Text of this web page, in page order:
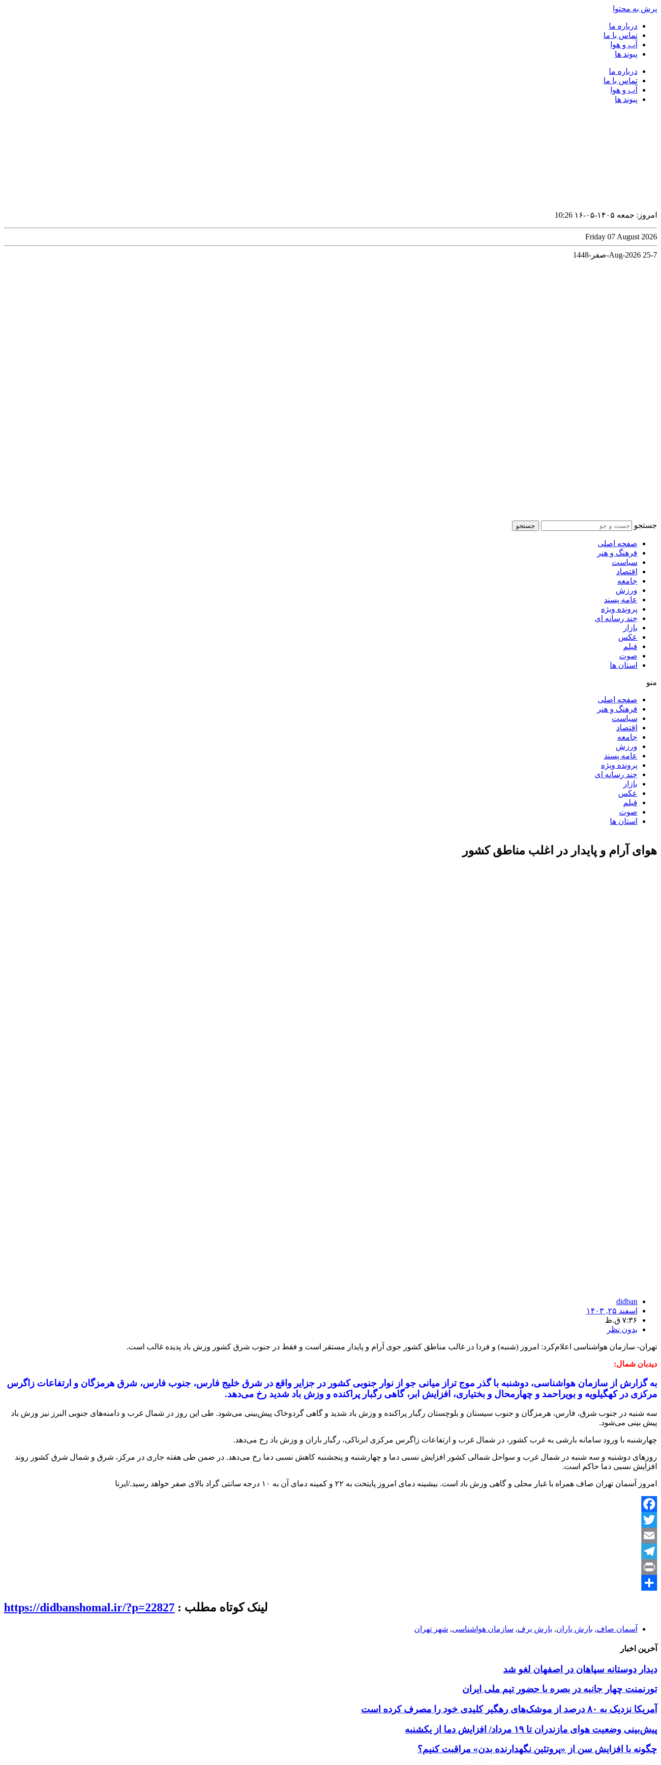
پرش به محتوا
درباره ما
تماس با ما
آب و هوا
پیوند ها
درباره ما
تماس با ما
آب و هوا
پیوند ها
امروز: جمعه ۱۴۰۵-۰۵-۱۶ 10:26
Friday 07 August 2026
7-Aug-2026 25-صفر-1448
جستجو جستجو
صفحه اصلی
فرهنگ و هنر
سیاست
اقتصاد
جامعه
ورزش
عامه پسند
پرونده ویژه
چند رسانه ای
بازار
عکس
فیلم
صوت
استان ها
منو
صفحه اصلی
فرهنگ و هنر
سیاست
اقتصاد
جامعه
ورزش
عامه پسند
پرونده ویژه
چند رسانه ای
بازار
عکس
فیلم
صوت
استان ها
هوای آرام و پایدار در اغلب مناطق کشور
didban
اسفند ۲۵, ۱۴۰۳
۷:۳۶ ق.ظ
بدون نظر
تهران- سازمان هواشناسی اعلام‌کرد: امروز (شنبه) و فردا در غالب مناطق کشور جوی آرام و پایدار مستقر است و فقط در جنوب شرق کشور وزش باد پدیده غالب است.
دیدبان شمال:
به گزارش از سازمان هواشناسی، دوشنبه با گذر موج تراز میانی جو از نوار جنوبی کشور در جزایر واقع در شرق خلیج فارس، جنوب فارس، شرق هرمزگان و ارتفاعات زاگرس
مرکزی در کهگیلویه و بویراحمد و چهارمحال و بختیاری، افزایش ابر، گاهی رگبار پراکنده و وزش باد شدید رخ می‌دهد.
سه شنبه در جنوب شرق، فارس، هرمزگان و جنوب سیستان و بلوچستان رگبار پراکنده و وزش باد شدید و گاهی گردوخاک پیش‌بینی می‌شود. طی این روز در شمال غرب و دامنه‌های جنوبی البرز نیز وزش باد
پیش بینی می‌شود.
چهارشنبه با ورود سامانه بارشی به غرب کشور، در شمال غرب و ارتفاعات زاگرس مرکزی ابرناکی، رگبار باران و وزش باد رخ می‌دهد.
روزهای دوشنبه و سه شنبه در شمال غرب و سواحل شمالی کشور افزایش نسبی دما و چهارشنبه و پنجشنبه کاهش نسبی دما رخ می‌دهد. در ضمن طی هفته جاری در مرکز، شرق و شمال شرق کشور روند
افزایش نسبی دما حاکم است.
امروز آسمان تهران صاف همراه با غبار محلی و گاهی وزش باد است. بیشینه دمای امروز پایتخت به ۲۲ و کمینه دمای آن به ۱۰ درجه سانتی گراد بالای صفر خواهد رسید./ایرنا
Facebook
Twitter
Email
Telegram
Print
لینک کوتاه مطلب : https://didbanshomal.ir/?p=22827
آسمان صاف, بارش باران, بارش برف, سازمان هواشناسی, شهر تهران
آخرین اخبار
دیدار دوستانه سپاهان در اصفهان لغو شد
تورنمنت چهار جانبه در بصره با حضور تیم ملی ایران
آمریکا نزدیک به ۸۰ درصد از موشک‌های رهگیر کلیدی خود را مصرف کرده است
پیش‌بینی وضعیت هوای مازندران تا ۱۹ مرداد/ افزایش دما از یکشنبه
چگونه با افزایش سن از «پروتئین نگهدارنده بدن» مراقبت کنیم؟